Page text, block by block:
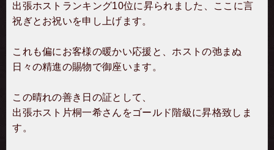
出張ホストランキング10位に昇られました、ここに言
祝ぎとお祝いを申し上げます。
これも偏にお客様の暖かい応援と、ホストの弛まぬ
日々の精進の賜物で御座います。
この晴れの善き日の証として、
出張ホスト片桐一希さんをゴールド階級に昇格致しま
す。